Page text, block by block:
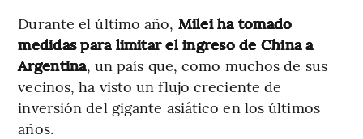
Durante el último año, Milei ha tomado
medidas para limitar el ingreso de China a
Argentina, un país que, como muchos de sus
vecinos, ha visto un flujo creciente de
inversión del gigante asiático en los últimos
años.